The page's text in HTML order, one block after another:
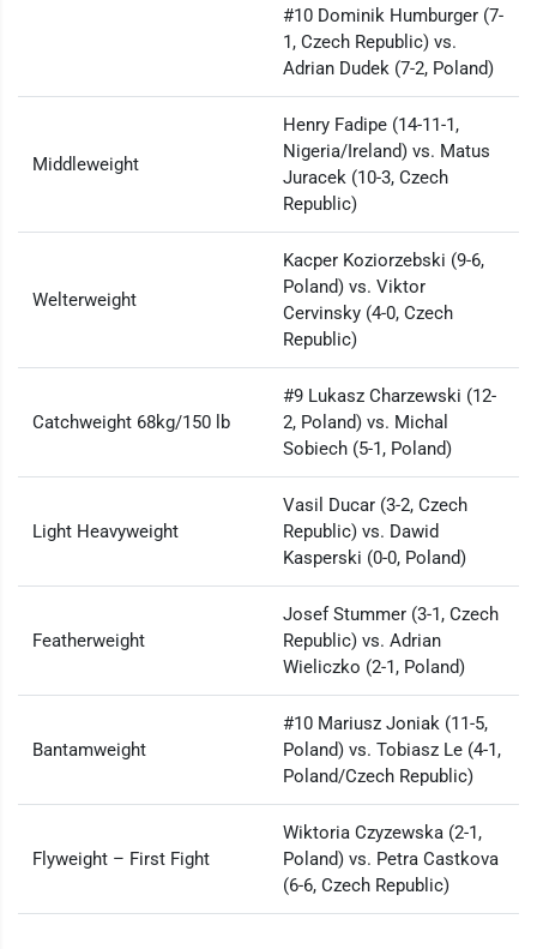
#10 Dominik Humburger (7-
1, Czech Republic) vs.
Adrian Dudek (7-2, Poland)
Middleweight
Henry Fadipe (14-11-1,
Nigeria/Ireland) vs. Matus
Juracek (10-3, Czech
Republic)
Welterweight
Kacper Koziorzebski (9-6,
Poland) vs. Viktor
Cervinsky (4-0, Czech
Republic)
Catchweight 68kg/150 lb
#9 Lukasz Charzewski (12-
2, Poland) vs. Michal
Sobiech (5-1, Poland)
Light Heavyweight
Vasil Ducar (3-2, Czech
Republic) vs. Dawid
Kasperski (0-0, Poland)
Featherweight
Josef Stummer (3-1, Czech
Republic) vs. Adrian
Wieliczko (2-1, Poland)
Bantamweight
#10 Mariusz Joniak (11-5,
Poland) vs. Tobiasz Le (4-1,
Poland/Czech Republic)
Flyweight – First Fight
Wiktoria Czyzewska (2-1,
Poland) vs. Petra Castkova
(6-6, Czech Republic)